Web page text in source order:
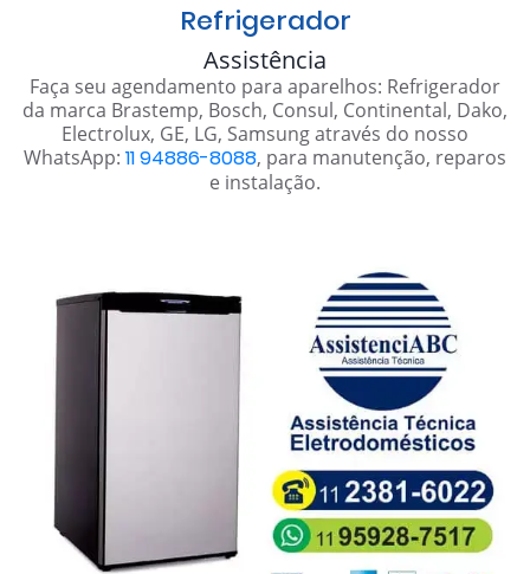
Refrigerador
Assistência
Faça seu agendamento para aparelhos: Refrigerador
da marca Brastemp, Bosch, Consul, Continental, Dako,
Electrolux, GE, LG, Samsung através do nosso
WhatsApp: 11 94886-8088, para manutenção, reparos
e instalação.